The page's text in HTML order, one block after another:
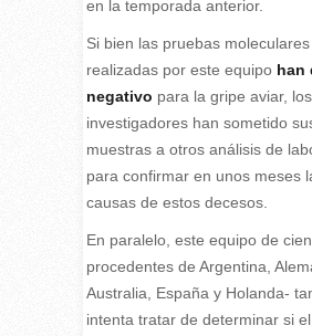
en la temporada anterior.
Si bien las pruebas moleculares
realizadas por este equipo han
negativo para la gripe aviar, los
investigadores han sometido
muestras a otros análisis de
para confirmar en unos meses
causas de estos decesos.
En paralelo, este equipo de
procedentes de Argentina,
Australia, España y Holanda-
intenta tratar de determinar si